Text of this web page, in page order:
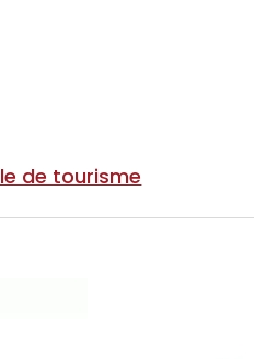
de tourisme